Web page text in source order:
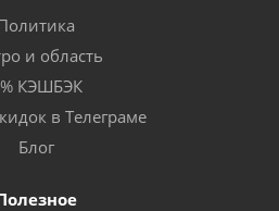
и область
КЭШБЭК
в Телеграме
Блог